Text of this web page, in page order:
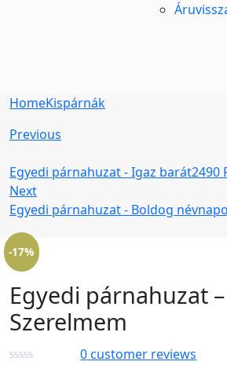
HomeKispárnák
Previous
Egyedi párnahuzat - Igaz barát2490
Next
Egyedi párnahuzat - Boldog
-17%
Egyedi párnahuzat –
Szerelmem
0customer reviews